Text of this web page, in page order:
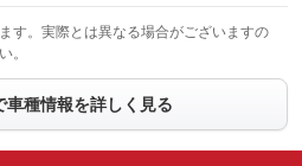
：装備あり
フロントカメラ
：装備あり
：装備あり
す。実際とは異なる場合がございますの
。
車種情報を詳しく見る